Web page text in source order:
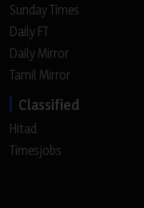
Sunday Times
Daily FT
Daily Mirror
Tamil Mirror
Classified
Hitad
Timesjobs